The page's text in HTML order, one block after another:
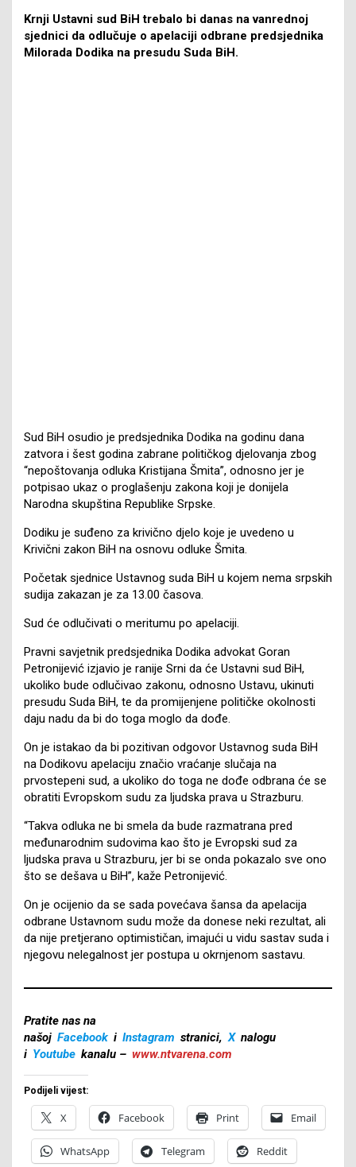
Krnji Ustavni sud BiH trebalo bi danas na vanrednoj
sjednici da odlučuje o apelaciji odbrane predsjednika
Milorada Dodika na presudu Suda BiH.
Sud BiH osudio je predsjednika Dodika na godinu dana
zatvora i šest godina zabrane političkog djelovanja zbog
“nepoštovanja odluka Kristijana Šmita”, odnosno jer je
potpisao ukaz o proglašenju zakona koji je donijela
Narodna skupština Republike Srpske.
Dodiku je suđeno za krivično djelo koje je uvedeno u
Krivični zakon BiH na osnovu odluke Šmita.
Početak sjednice Ustavnog suda BiH u kojem nema srpskih
sudija zakazan je za 13.00 časova.
Sud će odlučivati o meritumu po apelaciji.
Pravni savjetnik predsjednika Dodika advokat Goran
Petronijević izjavio je ranije Srni da će Ustavni sud BiH,
ukoliko bude odlučivao zakonu, odnosno Ustavu, ukinuti
presudu Suda BiH, te da promijenjene političke okolnosti
daju nadu da bi do toga moglo da dođe.
On je istakao da bi pozitivan odgovor Ustavnog suda BiH
na Dodikovu apelaciju značio vraćanje slučaja na
prvostepeni sud, a ukoliko do toga ne dođe odbrana će se
obratiti Evropskom sudu za ljudska prava u Strazburu.
“Takva odluka ne bi smela da bude razmatrana pred
međunarodnim sudovima kao što je Evropski sud za
ljudska prava u Strazburu, jer bi se onda pokazalo sve ono
što se dešava u BiH”, kaže Petronijević.
On je ocijenio da se sada povećava šansa da apelacija
odbrane Ustavnom sudu može da donese neki rezultat, ali
da nije pretjerano optimističan, imajući u vidu sastav suda i
njegovu nelegalnost jer postupa u okrnjenom sastavu.
Pratite nas na
našoj Facebook i Instagram stranici, X nalogu
i Youtube kanalu – www.ntvarena.com
Podijeli vijest:
X Facebook Print Email
WhatsApp Telegram Reddit